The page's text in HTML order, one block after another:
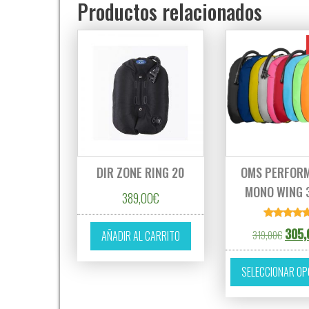
Productos relacionados
DIR ZONE RING 20
389,00€
AÑADIR AL CARRITO
OMS
MONO WING
con
5.00
de 5
319,00€ El
SELECCIONAR